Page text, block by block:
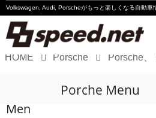
Volkswagen, Audi, Porscheがもっと楽しくなる自動車
Audi
HOME Porsche
Men
Porche Menu